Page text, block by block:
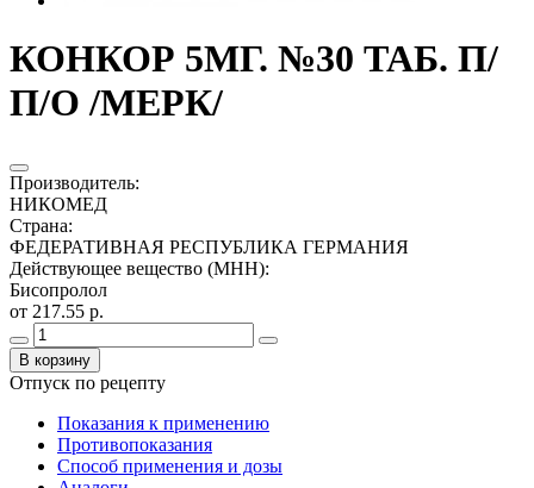
КОНКОР 5МГ. №30 ТАБ. П/
П/О /МЕРК/
Производитель:
НИКОМЕД
Страна:
ФЕДЕРАТИВНАЯ РЕСПУБЛИКА ГЕРМАНИЯ
Действующее вещество (МНН):
Бисопролол
от 217.55 р.
В корзину
Отпуск по рецепту
Показания к применению
Противопоказания
Способ применения и дозы